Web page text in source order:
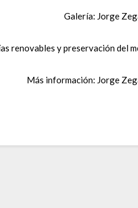
Galería: Jorge
renovables y preservación del
Más información: Jorge